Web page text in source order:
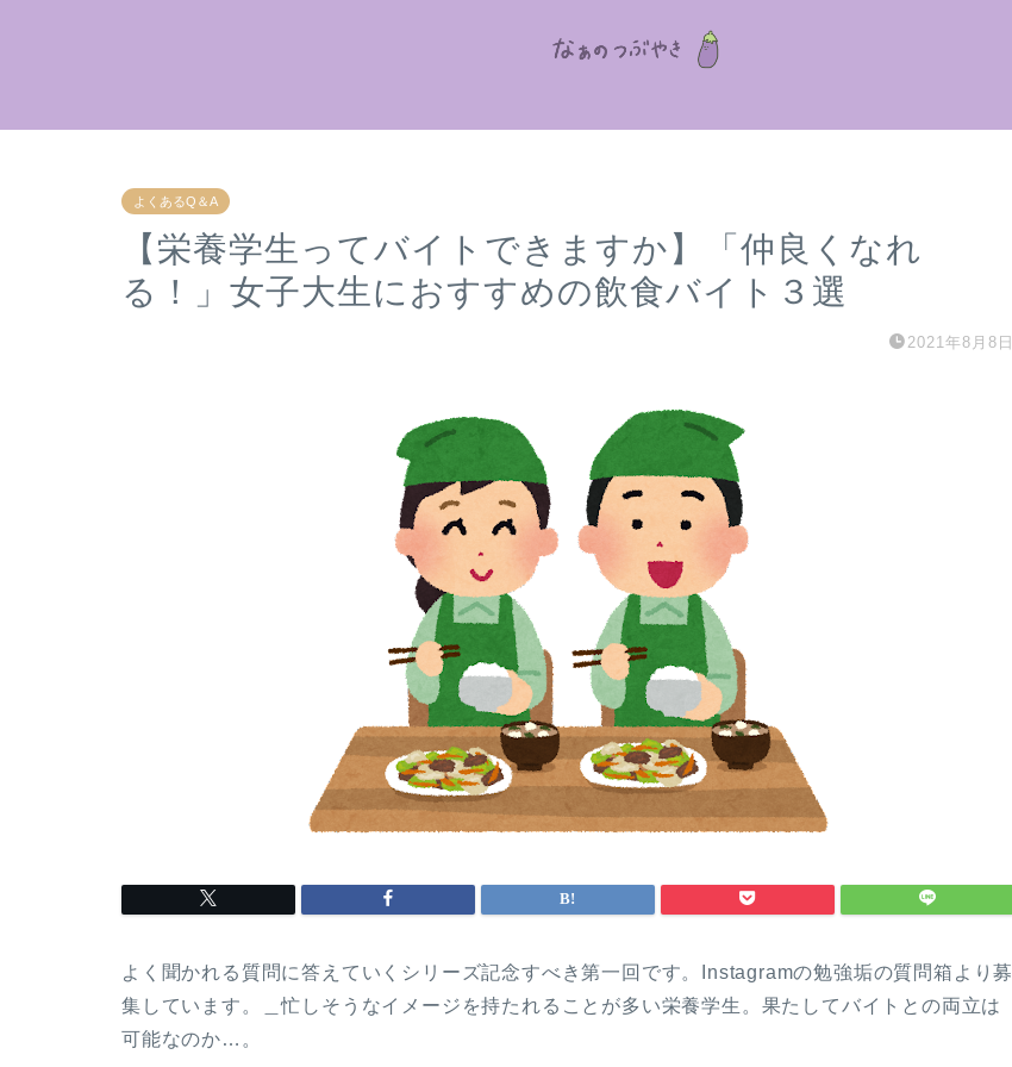
よくあるQ＆A
【栄養学生ってバイトできますか】「仲良くなれ
る！」女子大生におすすめの飲食バイト３選
2021年8月8日
よく聞かれる質問に答えていくシリーズ記念すべき第一回です。Instagramの勉強垢の質問箱より募
集しています。＿忙しそうなイメージを持たれることが多い栄養学生。果たしてバイトとの両立は
可能なのか…。